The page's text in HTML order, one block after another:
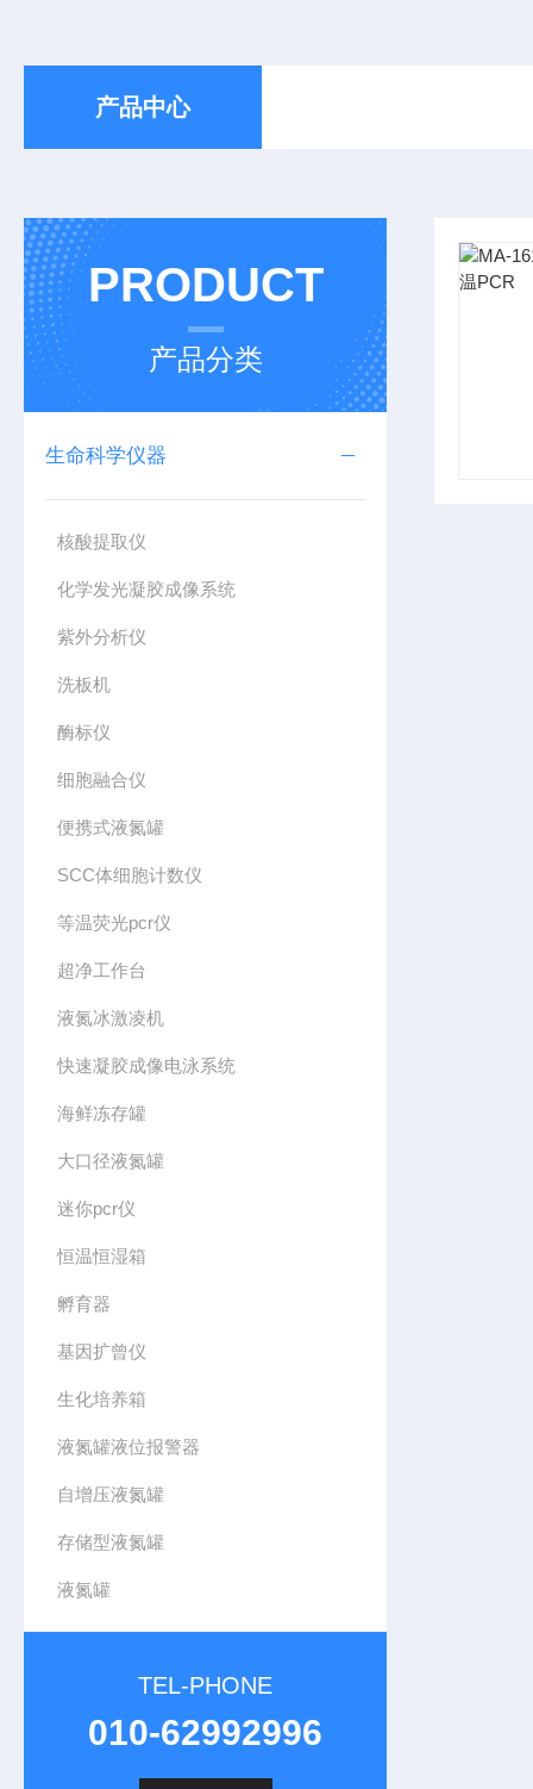
产品中心
PRODUCT
产品分类
生命科学仪器
核酸提取仪
化学发光凝胶成像系统
紫外分析仪
洗板机
酶标仪
细胞融合仪
便携式液氮罐
SCC体细胞计数仪
等温荧光pcr仪
超净工作台
液氮冰激凌机
快速凝胶成像电泳系统
海鲜冻存罐
大口径液氮罐
迷你pcr仪
恒温恒湿箱
孵育器
基因扩曾仪
生化培养箱
液氮罐液位报警器
自增压液氮罐
存储型液氮罐
液氮罐
TEL-PHONE
010-62992996